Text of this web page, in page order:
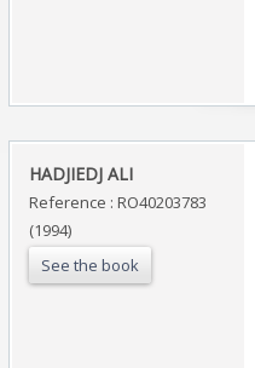
‎HADJIEDJ ALI‎
Reference : RO40203783
(1994)
See the book